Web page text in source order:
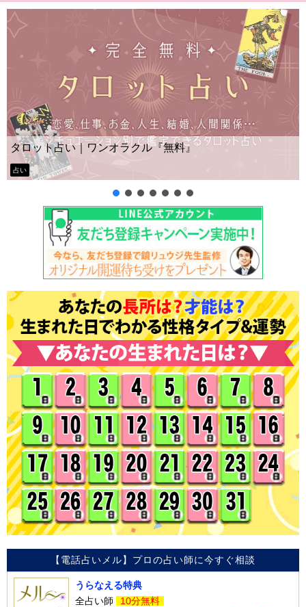
タロット占い｜ワンオラクル『無料』
占い
【電話占いメル】プロの占い師に今すぐ相談
うらなえる特典
全占い師
10分無料